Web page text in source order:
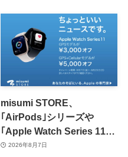
misumi STORE、
｢AirPods｣シリーズや
｢Apple Watch Series 11｣
のセールを開催中
2026年8月7日